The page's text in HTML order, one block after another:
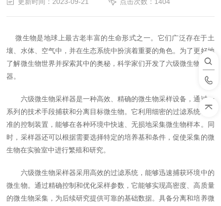
微生物是地球上最古老丰富的生命形式之一。它们广泛存在于土
壤、水体、空气中，并在生态系统中扮演着重要的角色。为了更好地
了解微生物世界并探索其中的奥秘，科学家们开发了六级微生物采样
器。
六级微生物采样器是一种高效、精确的微生物采样设备，通过一
系列的技术手段捕获和分离目标微生物。它利用细密的过滤系统和精
准的控制装置，能够在各种环境中快速、无损地采集微生物样本。同
时，采样器还可以根据需要选择特定的培养基和条件，促使采集的微
生物在实验室中进行繁殖和研究。
六级微生物采样器采用高效的过滤系统，能够迅速捕获环境中的
微生物。通过精确控制和优化采样参数，它能够实现高密度、高质量
的微生物采集，为后续研究提供可靠的基础数据。具备分离和培养微